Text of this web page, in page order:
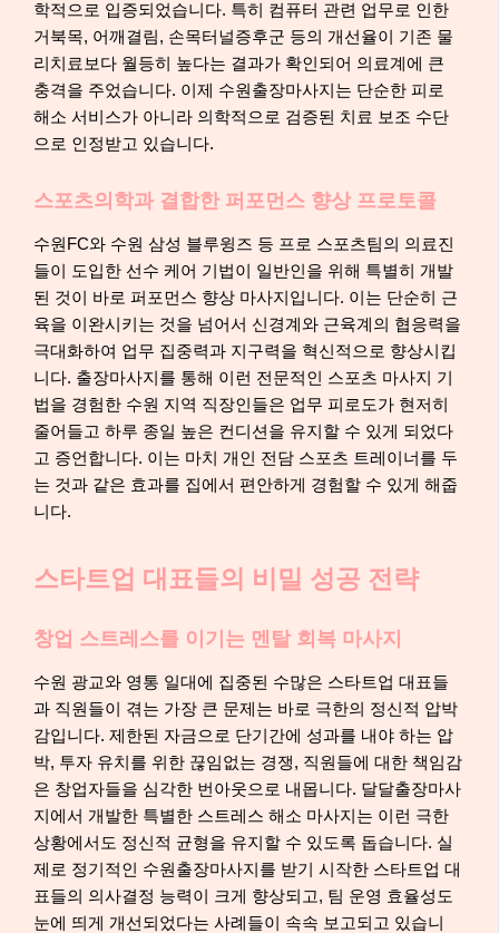
학적으로 입증되었습니다. 특히 컴퓨터 관련 업무로 인한
거북목, 어깨결림, 손목터널증후군 등의 개선율이 기존 물
리치료보다 월등히 높다는 결과가 확인되어 의료계에 큰
충격을 주었습니다. 이제 수원출장마사지는 단순한 피로
해소 서비스가 아니라 의학적으로 검증된 치료 보조 수단
으로 인정받고 있습니다.
스포츠의학과 결합한 퍼포먼스 향상 프로토콜
수원FC와 수원 삼성 블루윙즈 등 프로 스포츠팀의 의료진
들이 도입한 선수 케어 기법이 일반인을 위해 특별히 개발
된 것이 바로 퍼포먼스 향상 마사지입니다. 이는 단순히 근
육을 이완시키는 것을 넘어서 신경계와 근육계의 협응력을
극대화하여 업무 집중력과 지구력을 혁신적으로 향상시킵
니다. 출장마사지를 통해 이런 전문적인 스포츠 마사지 기
법을 경험한 수원 지역 직장인들은 업무 피로도가 현저히
줄어들고 하루 종일 높은 컨디션을 유지할 수 있게 되었다
고 증언합니다. 이는 마치 개인 전담 스포츠 트레이너를 두
는 것과 같은 효과를 집에서 편안하게 경험할 수 있게 해줍
니다.
스타트업 대표들의 비밀 성공 전략
창업 스트레스를 이기는 멘탈 회복 마사지
수원 광교와 영통 일대에 집중된 수많은 스타트업 대표들
과 직원들이 겪는 가장 큰 문제는 바로 극한의 정신적 압박
감입니다. 제한된 자금으로 단기간에 성과를 내야 하는 압
박, 투자 유치를 위한 끊임없는 경쟁, 직원들에 대한 책임감
은 창업자들을 심각한 번아웃으로 내몹니다. 달달출장마사
지에서 개발한 특별한 스트레스 해소 마사지는 이런 극한
상황에서도 정신적 균형을 유지할 수 있도록 돕습니다. 실
제로 정기적인 수원출장마사지를 받기 시작한 스타트업 대
표들의 의사결정 능력이 크게 향상되고, 팀 운영 효율성도
눈에 띄게 개선되었다는 사례들이 속속 보고되고 있습니